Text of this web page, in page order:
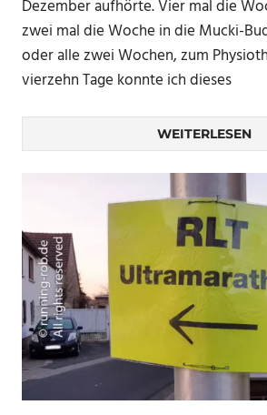
Dezember aufhörte. Vier mal die
zwei mal die Woche in die Mucki-
oder alle zwei Wochen, zum
vierzehn Tage konnte ich dieses
WEITERLESEN